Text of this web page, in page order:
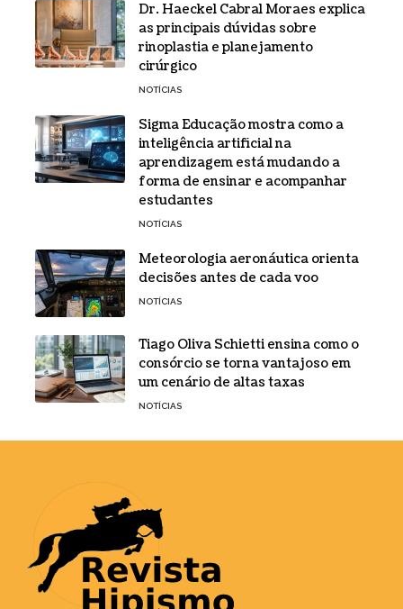
Dr. Haeckel Cabral Moraes explica
as principais dúvidas sobre
rinoplastia e planejamento
cirúrgico
NOTÍCIAS
Sigma Educação mostra como a
inteligência artificial na
aprendizagem está mudando a
forma de ensinar e acompanhar
estudantes
NOTÍCIAS
Meteorologia aeronáutica orienta
decisões antes de cada voo
NOTÍCIAS
Tiago Oliva Schietti ensina como o
consórcio se torna vantajoso em
um cenário de altas taxas
NOTÍCIAS